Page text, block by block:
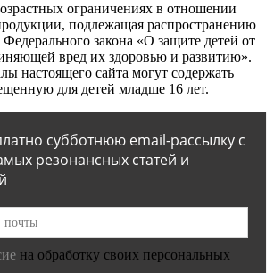
ограничениях в отношении
подлежащая распространению
закона «О защите детей от
вред их здоровью и развитию».
настоящего сайта могут содержать
для детей младше 16 лет.
субботнюю email-рассылку с
резонансных статей и
на обработку своих персональных